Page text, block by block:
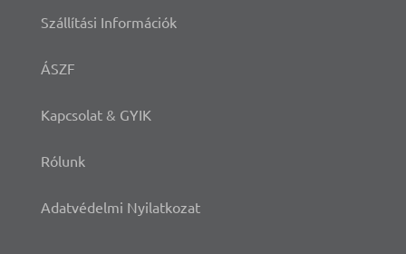
Szállítási Információk
ÁSZF
Kapcsolat & GYIK
Rólunk
Adatvédelmi Nyilatkozat